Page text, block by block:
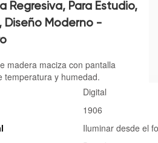
Regresiva, Para Estudio,
Diseño Moderno -
madera maciza con pantalla
temperatura y humedad.
Digital
1906
Iluminar desde el